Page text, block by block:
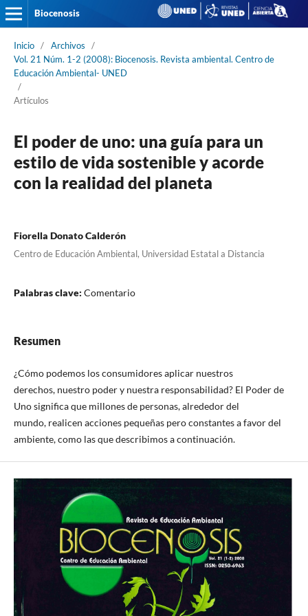
Biocenosis
Inicio / Archivos
/
Vol. 21 Núm. 1-2 (2008): Biocenosis. Revista ambiental. Centro de
Educación Ambiental- UNED
/
Artículos
El poder de uno: una guía para un
estilo de vida sostenible y acorde
con la realidad del planeta
Fiorella Donato Calderón
Centro de Educación Ambiental, Universidad Estatal a Distancia
Palabras clave: Comentario
Resumen
¿Cómo podemos los consumidores aplicar nuestros
derechos, nuestro poder y nuestra responsabilidad? El Poder de
Uno significa que millones de personas, alrededor del
mundo, realicen acciones pequeñas pero constantes a favor del
ambiente, como las que describimos a continuación.